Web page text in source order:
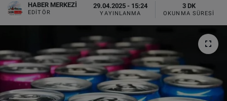
HABER MERKEZI
EDITÖR
29.04.2025 - 15:24
YAYINLANMA
3 DK
OKUNMA SÜRESI
FOTO GALERİ
ALGEMENE VOORWAARDEN
CONTACT